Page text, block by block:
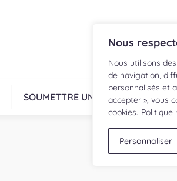
Nous
Nous utilisons
de navigation,
personnalisés et
accepter », vous
cookies. Politique
Personnaliser
SOUMETTRE UNE RECETTE